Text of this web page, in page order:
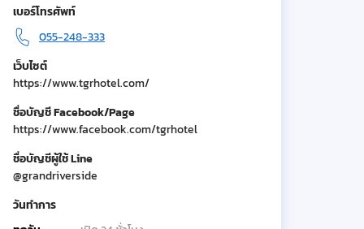
เบอร์โทรศัพท์
055-248-333
เว็บไซต์
https://www.tgrhotel.com/
ชื่อบัญชี Facebook/Page
https://www.facebook.com/tgrhotel
ชื่อบัญชีผู้ใช้ Line
@grandriverside
วันทำการ